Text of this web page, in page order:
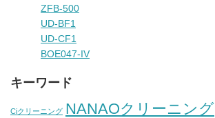
ZFB-500
UD-BF1
UD-CF1
BOE047-IV
キーワード
Ciクリーニング NANAOクリーニング